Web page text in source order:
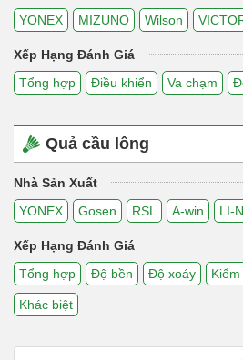
YONEX
MIZUNO Wilson
Xếp Hạng Đánh Giá
Tổng hợp
Điều khiển Va chạm
Quả cầu lông
Nhà Sản Xuất
YONEX
Gosen RSL A-win LI-
Xếp Hạng Đánh Giá
Tổng hợp
Độ bền Độ xoáy
Khác biệt